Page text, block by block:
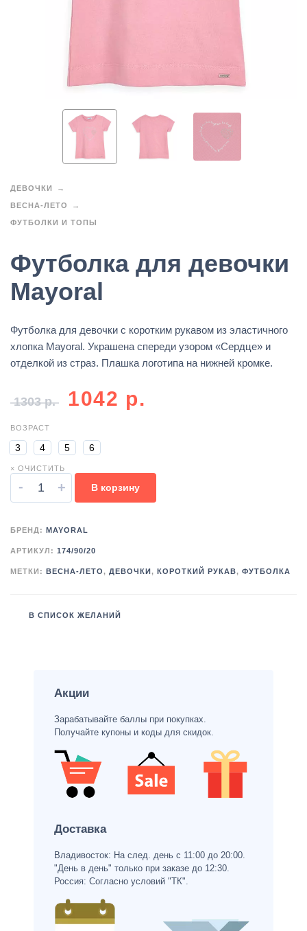
ДЕВОЧКИ
ВЕСНА-ЛЕТО
ФУТБОЛКИ И ТОПЫ
Футболка для девочки
Mayoral
Футболка для девочки с коротким рукавом из эластичного
хлопка Mayoral. Украшена спереди узором «Сердце» и
отделкой из страз. Плашка логотипа на нижней кромке.
1303р. 1042 р.
ВОЗРАСТ
3 4 5 6
× ОЧИСТИТЬ
- + В корзину
БРЕНД: MAYORAL
АРТИКУЛ: 174/90/20
МЕТКИ: ВЕСНА-ЛЕТО, ДЕВОЧКИ , КОРОТКИЙ РУКАВ, ФУТБОЛКА
В СПИСОК ЖЕЛАНИЙ
Акции
Зарабатывайте баллы при покупках.
Получайте купоны и коды для скидок.
Доставка
Владивосток: На след. день с 11:00 до 20:00.
"День в день" только при заказе до 12:30.
Россия: Согласно условий "ТК".